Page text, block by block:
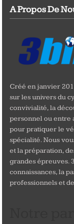
A Propos De
Créé en janvier
sur les univers du
convivialité, la
personnel ou entre
pour pratiquer le
spécialité. Nous
et la préparation,
grandes épreuves.
connaissances, la
professionnels et